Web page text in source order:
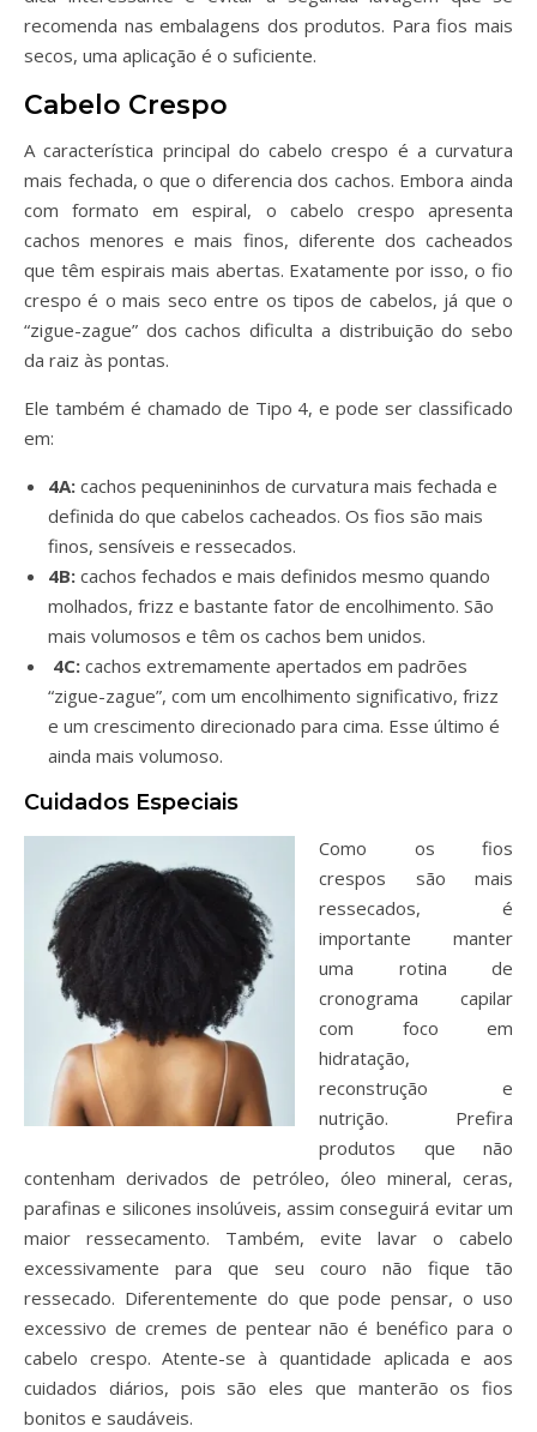
recomenda nas embalagens dos produtos. Para fios mais
secos, uma aplicação é o suficiente.
Cabelo Crespo
A característica principal do cabelo crespo é a curvatura
mais fechada, o que o diferencia dos cachos. Embora ainda
com formato em espiral, o cabelo crespo apresenta
cachos menores e mais finos, diferente dos cacheados
que têm espirais mais abertas. Exatamente por isso, o fio
crespo é o mais seco entre os tipos de cabelos, já que o
“zigue-zague” dos cachos dificulta a distribuição do sebo
da raiz às pontas.
Ele também é chamado de Tipo 4, e pode ser classificado
em:
4A: cachos pequenininhos de curvatura mais fechada e
definida do que cabelos cacheados. Os fios são mais
finos, sensíveis e ressecados.
4B: cachos fechados e mais definidos mesmo quando
molhados, frizz e bastante fator de encolhimento. São
mais volumosos e têm os cachos bem unidos.
4C: cachos extremamente apertados em padrões
“zigue-zague”, com um encolhimento significativo, frizz
e um crescimento direcionado para cima. Esse último é
ainda mais volumoso.
Cuidados Especiais
Como os fios
crespos são mais
ressecados, é
importante manter
uma rotina de
cronograma capilar
com foco em
hidratação,
reconstrução e
nutrição. Prefira
produtos que não
contenham derivados de petróleo, óleo mineral, ceras,
parafinas e silicones insolúveis, assim conseguirá evitar um
maior ressecamento. Também, evite lavar o cabelo
excessivamente para que seu couro não fique tão
ressecado. Diferentemente do que pode pensar, o uso
excessivo de cremes de pentear não é benéfico para o
cabelo crespo. Atente-se à quantidade aplicada e aos
cuidados diários, pois são eles que manterão os fios
bonitos e saudáveis.